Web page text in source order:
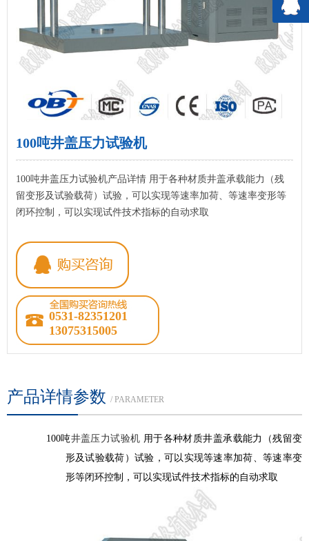
100吨井盖压力试验机
100吨井盖压力试验机产品详情 用于各种材质井盖承载能力（残
留变形及试验载荷）试验，可以实现等速率加荷、等速率变形等
闭环控制，可以实现试件技术指标的自动求取
0531-82351201
13075315005
产品详情参数 / PARAMETER
100吨井盖压力试验机 用于各种材质井盖承载能力（残留变
形及试验载荷）试验，可以实现等速率加荷、等速率变
形等闭环控制，可以实现试件技术指标的自动求取